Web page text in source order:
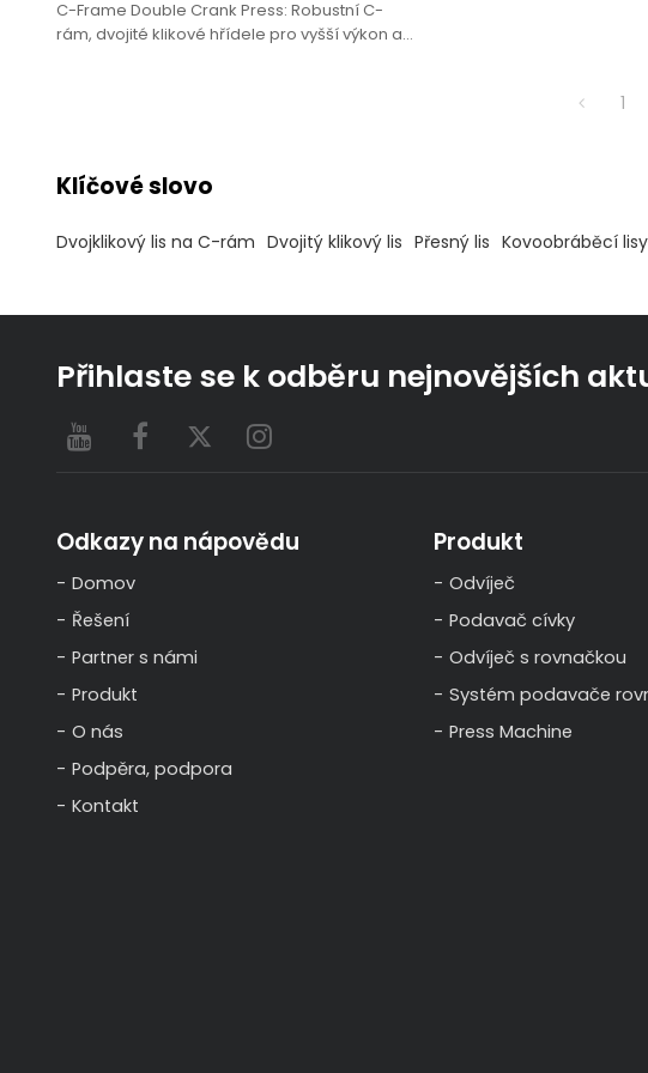
C-Frame Double Crank Press: Robustní C-
rám, dvojité klikové hřídele pro vyšší výkon a
1
Klíčové slovo
Dvojklikový lis na C-rám Dvojitý klikový lis Přesný lis Kovoobráběcí lisy
Přihlaste se k odběru nejnovějších
Odkazy na nápovědu
Domov
Řešení
Partner s námi
Produkt
O nás
Podpěra, podpora
Kontakt
Produkt
Odvíječ
Podavač cívky
Odvíječ s rovnačkou
Systém podavače
Press Machine